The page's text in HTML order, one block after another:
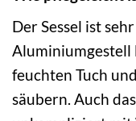
Der Sessel ist
Aluminiumgestell
feuchten Tuch
säubern. Auch